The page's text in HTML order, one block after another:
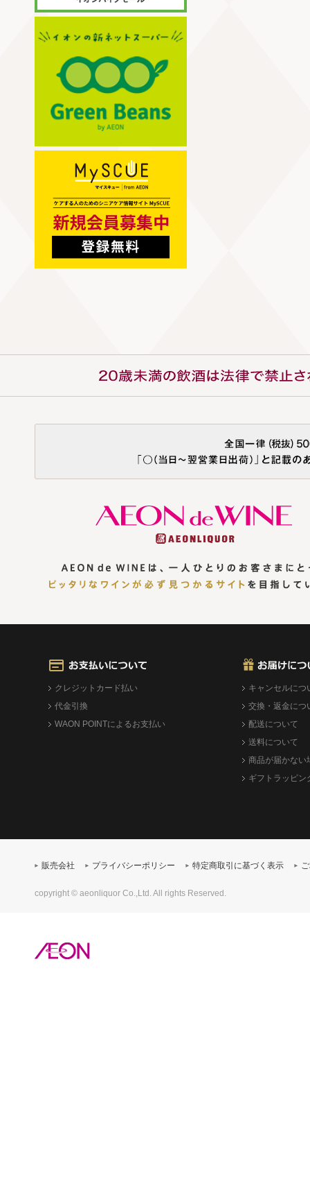
クレジットカード払い
代金引換
WAON POINTによるお支払い
キャンセルにつ
交換・返金につ
配送について
送料について
商品が届かない
ギフトラッピン
販売会社 プライバシーポリシー 特定商取引に基づく表示
copyright © aeonliquor Co.,Ltd. All rights Reserved.